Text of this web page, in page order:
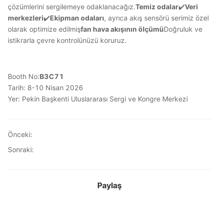
çözümlerini sergilemeye odaklanacağız.Temiz odalar✔️Veri
merkezleri✔️Ekipman odaları, ayrıca akış sensörü serimiz özel
olarak optimize edilmişfan hava akışının ölçümüDoğruluk ve
istikrarla çevre kontrolünüzü koruruz.
Booth No:B3C71
Tarih: 8-10 Nisan 2026
Yer: Pekin Başkenti Uluslararası Sergi ve Kongre Merkezi
Önceki:
Sonraki:
Paylaş